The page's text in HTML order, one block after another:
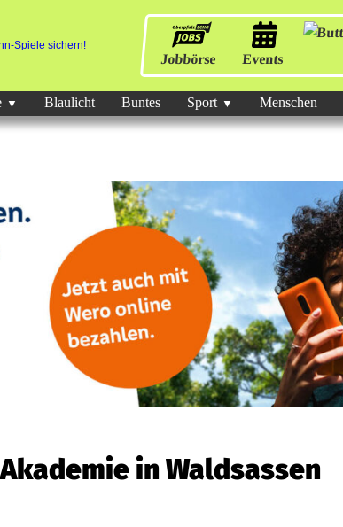
Jobbörse Events
Blaulicht Buntes Sport Menschen
in Waldsassen